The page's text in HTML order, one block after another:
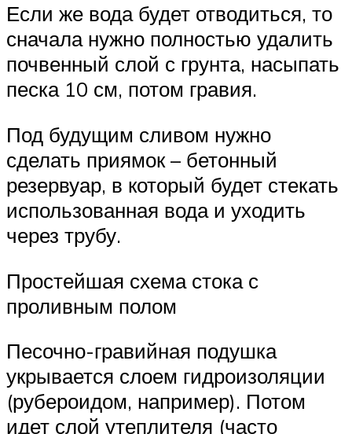
Если же вода будет отводиться, то
сначала нужно полностью удалить
почвенный слой с грунта, насыпать
песка 10 см, потом гравия.
Под будущим сливом нужно
сделать приямок – бетонный
резервуар, в который будет стекать
использованная вода и уходить
через трубу.
Простейшая схема стока с
проливным полом
Песочно-гравийная подушка
укрывается слоем гидроизоляции
(рубероидом, например). Потом
идет слой утеплителя (часто